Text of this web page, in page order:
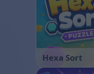
Hexa Sort